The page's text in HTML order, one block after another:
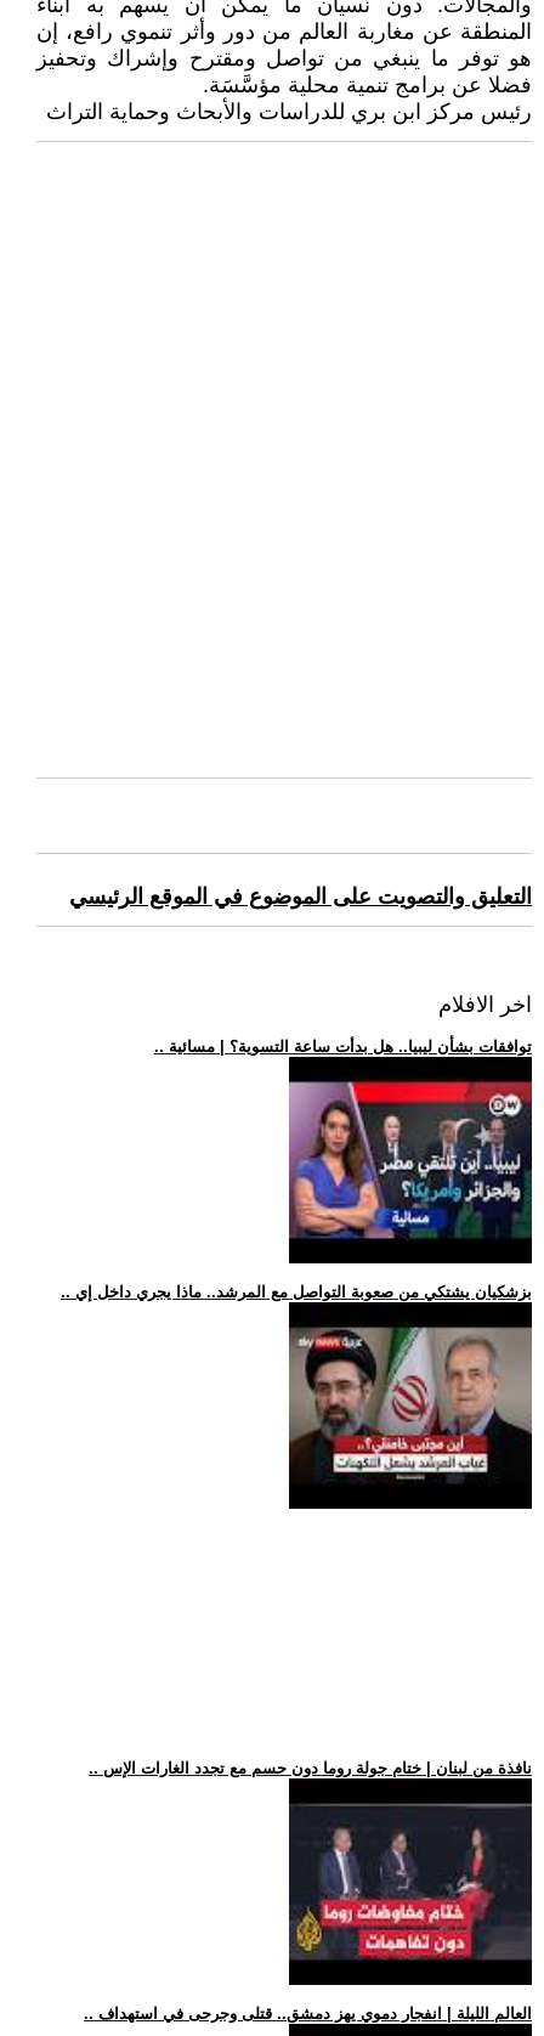
والمجالات. دون نسيان ما يمكن ان يسهم به أبناء
المنطقة عن مغاربة العالم من دور وأثر تنموي رافع، إن
هو توفر ما ينبغي من تواصل ومقترح وإشراك وتحفيز
فضلا عن برامج تنمية محلية مؤسَّسَة.
رئيس مركز ابن بري للدراسات والأبحاث وحماية التراث
التعليق والتصويت على الموضوع في الموقع الرئيسي
اخر الافلام
.. توافقات بشأن ليبيا.. هل بدأت ساعة التسوية؟ | مسائية
.. بزشكيان يشتكي من صعوبة التواصل مع المرشد.. ماذا يجري داخل إي
.. نافذة من لبنان | ختام جولة روما دون حسم مع تجدد الغارات الإس
.. العالم الليلة | انفجار دموي يهز دمشق.. قتلى وجرحى في استهداف